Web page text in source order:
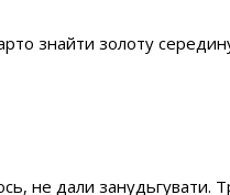
знайти золоту
не дали занудьгувати.